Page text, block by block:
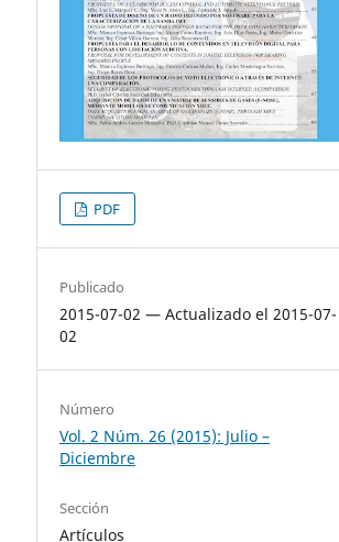
PDF
Publicado
2015-07-02 — Actualizado el 2015-07-
02
Número
Vol. 2 Núm. 26 (2015): Julio –
Diciembre
Sección
Artículos